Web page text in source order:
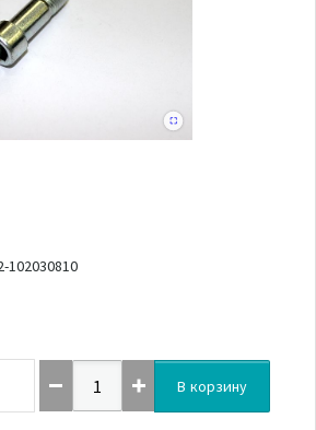
102030810
В корзину